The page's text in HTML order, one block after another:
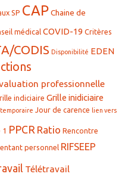
SP CAPChaine de
médical COVID-19 Critères
CODIS Disponibilité EDEN
professionnelle
indiciaire Grille inidiciaire
Jour de carence lien vers
1 PPCR Ratio Rencontre
personnel RIFSEEP
Télétravail